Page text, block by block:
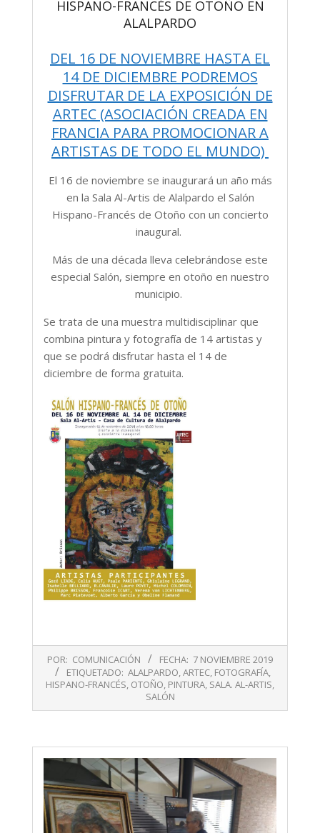
HISPANO-FRANCÉS DE OTOÑO EN
ALALPARDO
DEL 16 DE NOVIEMBRE HASTA EL
14 DE DICIEMBRE PODREMOS
DISFRUTAR DE LA EXPOSICIÓN DE
ARTEC (ASOCIACIÓN CREADA EN
FRANCIA PARA PROMOCIONAR A
ARTISTAS DE TODO EL MUNDO)
El 16 de noviembre se inaugurará un año más
en la Sala Al-Artis de Alalpardo el Salón
Hispano-Francés de Otoño con un concierto
inaugural.
Más de una década lleva celebrándose este
especial Salón, siempre en otoño en nuestro
municipio.
Se trata de una muestra multidisciplinar que
combina pintura y fotografía de 14 artistas y
que se podrá disfrutar hasta el 14 de
diciembre de forma gratuita.
11-
POR: COMUNICACIÓN FECHA: 7 NOVIEMBRE 2019
ETIQUETADO: ALALPARDO,ARTEC, FOTOGRAFÍA,
HISPANO-FRANCÉS, OTOÑO, PINTURA, SALA. AL-ARTIS,
SALÓN